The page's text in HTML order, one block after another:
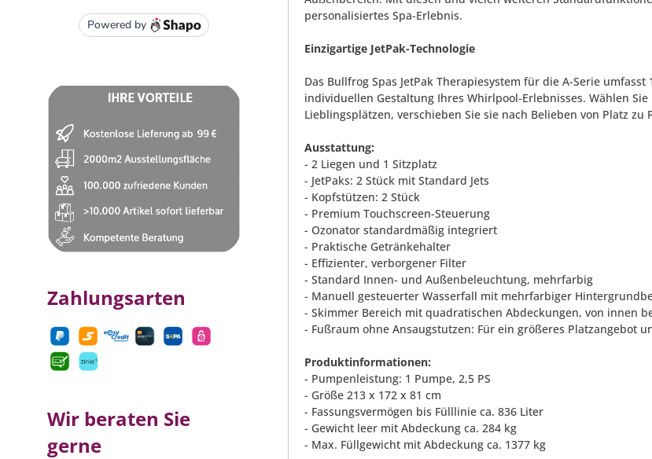
Zahlungsarten
Wir beraten Sie
gerne
personalisiertes Spa-Erlebnis.
Einzigartige JetPak-Technologie
Das Bullfrog Spas JetPak Therapiesystem für die A-Serie
individuellen Gestaltung Ihres Whirlpool-Erlebnisses. Wählen
Lieblingsplätzen, verschieben Sie sie nach Belieben von Platz
Ausstattung:
- 2 Liegen und 1 Sitzplatz
- JetPaks: 2 Stück mit Standard Jets
- Kopfstützen: 2 Stück
- Premium Touchscreen-Steuerung
- Ozonator standardmäßig integriert
- Praktische Getränkehalter
- Effizienter, verborgener Filter
- Standard Innen- und Außenbeleuchtung, mehrfarbig
- Manuell gesteuerter Wasserfall mit mehrfarbiger
- Skimmer Bereich mit quadratischen Abdeckungen, von innen
- Fußraum ohne Ansaugstutzen: Für ein größeres Platzangebot
Produktinformationen:
- Pumpenleistung: 1 Pumpe, 2,5 PS
- Größe 213 x 172 x 81 cm
- Fassungsvermögen bis Fülllinie ca. 836 Liter
- Gewicht leer mit Abdeckung ca. 284 kg
- Max. Füllgewicht mit Abdeckung ca. 1377 kg